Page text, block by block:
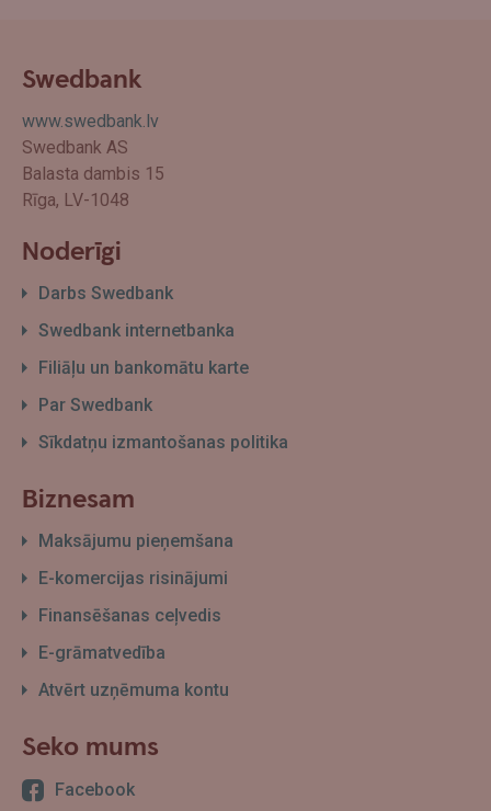
Swedbank
www.swedbank.lv
Swedbank AS
Balasta dambis 15
Rīga, LV-1048
Noderīgi
Darbs Swedbank
Swedbank internetbanka
Filiāļu un bankomātu karte
Par Swedbank
Sīkdatņu izmantošanas politika
Biznesam
Maksājumu pieņemšana
E-komercijas risinājumi
Finansēšanas ceļvedis
E-grāmatvedība
Atvērt uzņēmuma kontu
Seko mums
Facebook